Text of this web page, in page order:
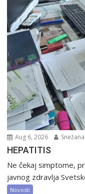
Aug 6, 2026
HEPATITIS
Ne čekaj simptome,
javnog zdravlja
Novosti